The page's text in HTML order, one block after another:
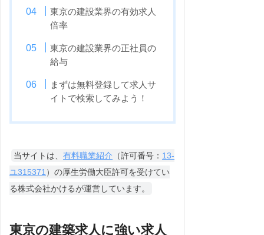
東京の建設業界の有効求人
倍率
東京の建設業界の正社員の
給与
まずは無料登録して求人サ
イトで検索してみよう！
当サイトは、有料職業紹介 （許可番号： 13-
ユ315371）の厚生労働大臣許可を受けてい
る株式会社かけるが運営しています。
東京の建築求人に強い求人